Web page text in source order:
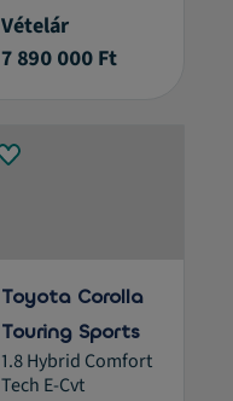
Vételár
7 890 000 Ft
Toyota Corolla
Touring Sports
1.8 Hybrid Comfort
Tech E-Cvt